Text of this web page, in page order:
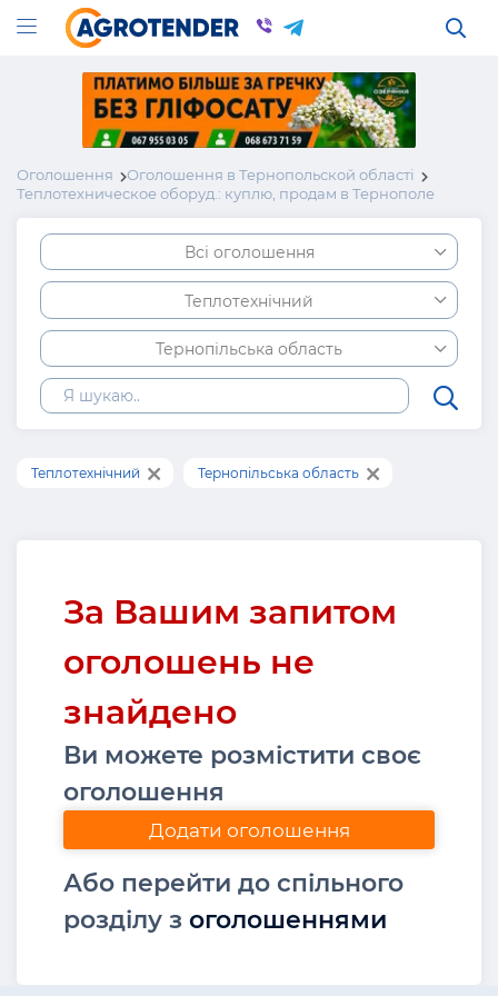
Оголошення
Оголошення в Тернопольской області
Теплотехническое оборуд.: куплю, продам в Тернополе
Всі оголошення
Теплотехнічний
Тернопільська область
Теплотехнічний Тернопільська область
За Вашим запитом
оголошень не
знайдено
Ви можете розмістити своє
оголошення
Додати оголошення
Або перейти до спільного
розділу з оголошеннями